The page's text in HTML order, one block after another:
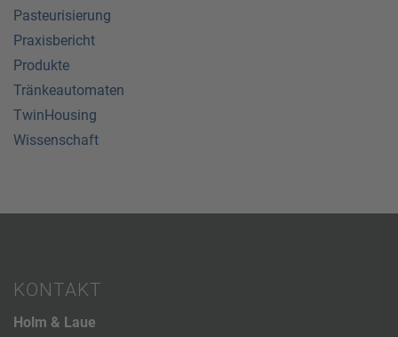
Pasteurisierung
Praxisbericht
Produkte
Tränkeautomaten
TwinHousing
Wissenschaft
KONTAKT
Holm & Laue